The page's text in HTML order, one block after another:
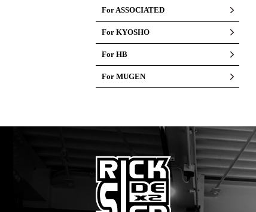
For ASSOCIATED
For KYOSHO
For HB
For MUGEN